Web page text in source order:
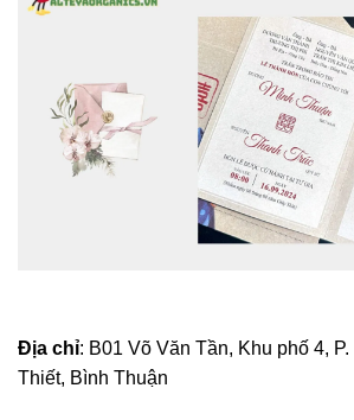
Địa chỉ: B01 Võ Văn Tần, Khu phố 4,
Thiết, Bình Thuận